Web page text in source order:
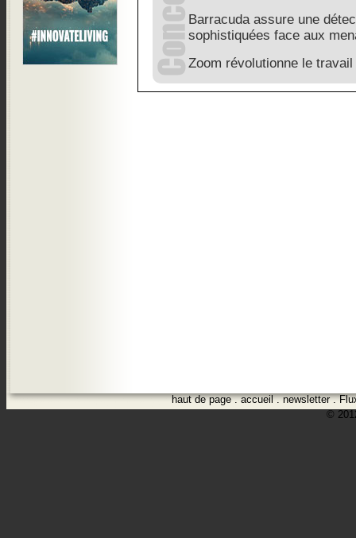
Barracuda assure une
sophistiquées face aux
Zoom révolutionne le travail
haut de page.accueil.newsletter.
©